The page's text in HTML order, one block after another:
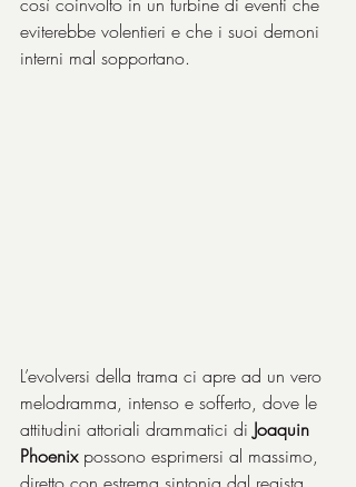
eviterebbe volentieri e che i suoi demoni
interni mal sopportano.
L’evolversi della trama ci apre ad un vero
melodramma, intenso e sofferto, dove le
attitudini attoriali drammatici di Joaquin
Phoenix possono esprimersi al massimo,